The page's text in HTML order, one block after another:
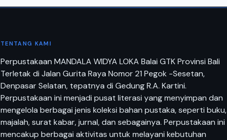
TENTANG KAMI
Perpustakaan MANDALA WIDYA LOKA Balai GTK Provinsi Bali
Terletak di Jalan Gurita Raya Nomor 21 Pegok -Sesetan,
Denpasar Selatan, tepatnya di Gedung R.A. Kartini.
Perpustakaan ini menjadi pusat literasi yang menyimpan dan
mengelola berbagai jenis koleksi bahan pustaka, seperti buku,
majalah, surat kabar, jurnal, dan sebagainya. Perpustakaan ini
mencakup berbagai aktivitas untuk melayani kebutuhan